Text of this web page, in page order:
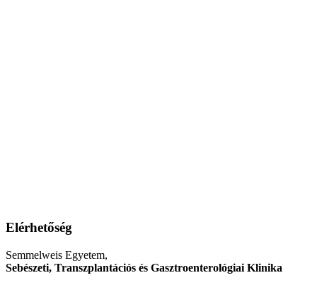
Elérhetőség
Semmelweis Egyetem,
Sebészeti, Transzplantációs és Gasztroenterológiai Klinika